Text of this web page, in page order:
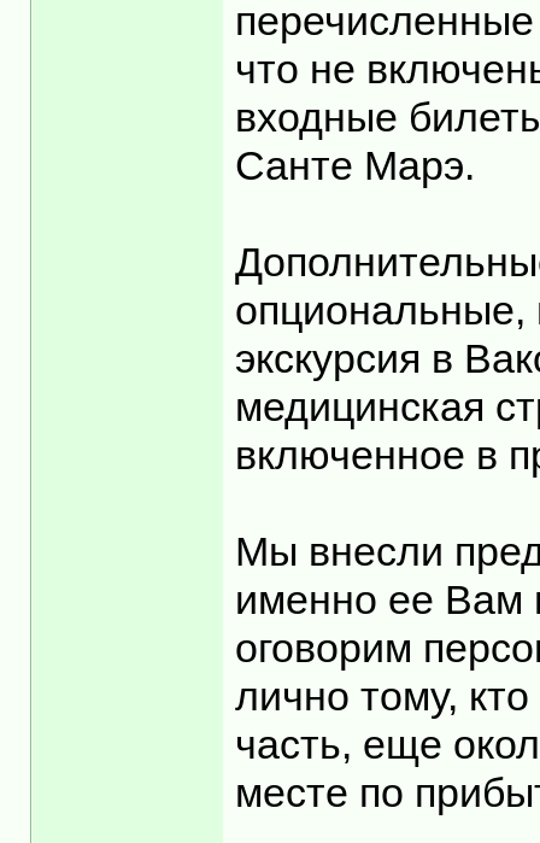
что не
входные
Санте Марэ.
опциональные,
экскурсия в
медицинская
включенное в
Мы внесли
именно ее Вам
оговорим
лично тому,
часть, еще
месте по